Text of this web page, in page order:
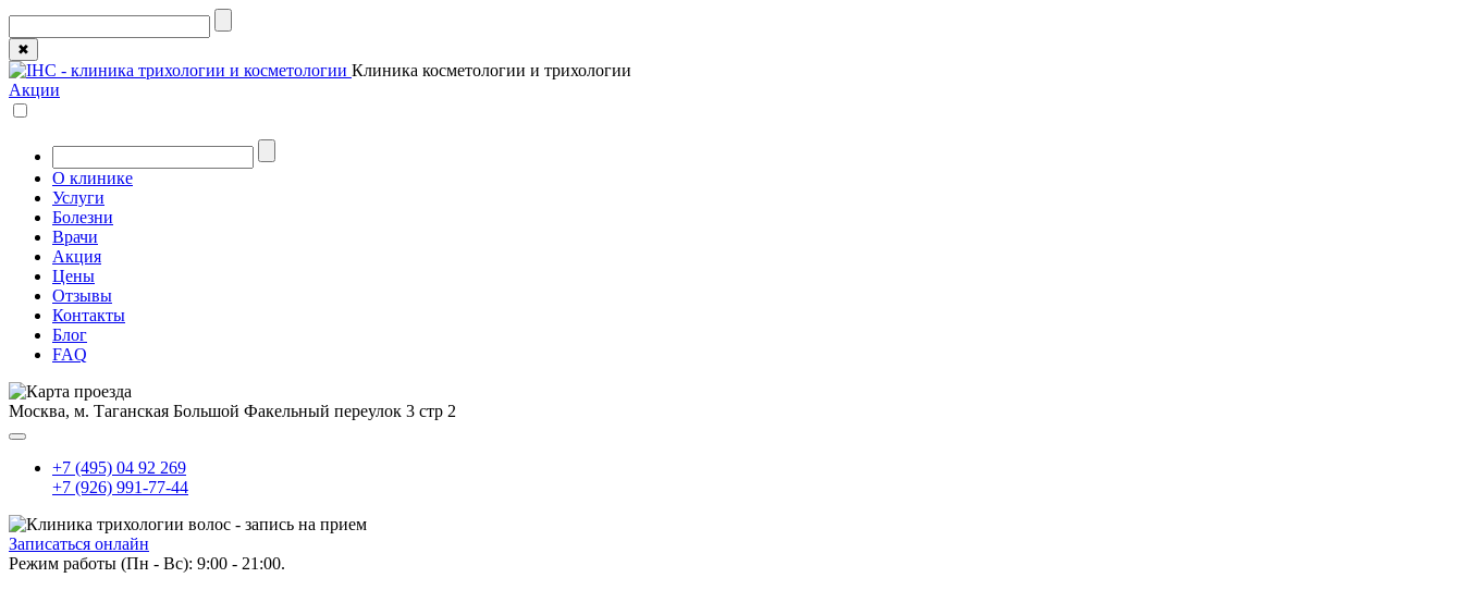
✖
Клиника косметологии и трихологии
Акции
О клинике
Услуги
Болезни
Врачи
Акция
Цены
Отзывы
Контакты
Блог
FAQ
Москва, м. Таганская Большой Факельный переулок 3 стр 2
+7 (495) 04 92 269
+7 (926) 991-77-44
Записаться онлайн
Режим работы (Пн - Вс): 9:00 - 21:00.